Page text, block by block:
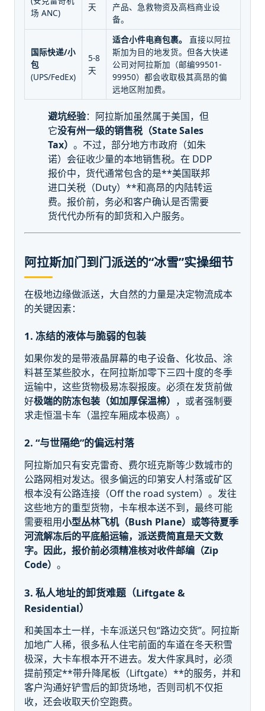
场 ANC)
天
产品、急救物资及高档商业设
备。
国际快递/小
包
(UPS/FedEx)
5-8
天
适合小件电商包裹。
直接以阿拉
斯加为目的地发货。但各大快递
公司对阿拉斯加（邮编99501-
99950）都会收取极其高昂的偏
远地区附加费。
避坑经验：阿拉斯加虽然属于美国，但
它没有州一级的销售税（State Sales
Tax） 。不过，部分地方市政府（如朱
诺）会征收少量的本地销售税。在 DDP
报价中，货代通常包含的是**美国联邦
进口关税（Duty）**和高昂的内陆转运
费。报价前，务必和客户确认是否需要
货代代办所有的卸货和入户服务。
阿拉斯加门到门派送的“冰雪”实操细节
在极地边缘做派送，大自然的力量是决定物流成本
的关键因素：
1. 冻结的液体与脆弱的包装
如果你发的是带液晶屏幕的电子设备、化妆品、涂
料甚至某些胶水，在阿拉斯加零下三四十度的冬季
运输中，这些货物极易冻裂报废。必须在发货前做
好极端的防冻包装（如加厚保温棉） ，或者强制要
求走恒温卡车（温控车厢成本极高）。
2. “与世隔绝”的偏远村落
阿拉斯加只有安克雷奇、费尔班克斯等少数城市的
公路网相对发达。很多偏远的印第安人村落或矿区
根本没有公路连接（Off the road system）。发往
这些地方的重型货物，卡车根本送不到，最终可能
需要租用小型丛林飞机（Bush Plane） 或等待夏季
河流解冻后的平底船运输，派送费简直是天文数
字。因此，报价前必须精准核对收件邮编（Zip
Code） 。
3. 私人地址的卸货难题（Liftgate &
Residential）
和美国本土一样，卡车派送只包“路边交货”。阿拉斯
加地广人稀，很多私人住宅前面的车道在冬天积雪
极深，大卡车根本开不进去。发大件家具时，必须
提前预定**带升降尾板（Liftgate）**的服务，并和
客户沟通好铲雪后的卸货场地，否则司机不仅拒
收，还会收取天价空跑费。